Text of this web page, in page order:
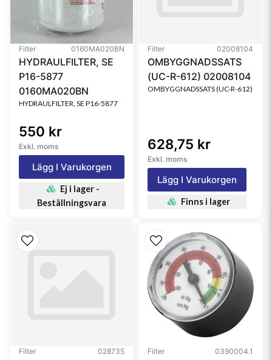
Filter 0160MA020BN
HYDRAULFILTER, SE
P16-5877
0160MA020BN
HYDRAULFILTER, SE P16-5877
550 kr
Exkl. moms
Lägg I Varukorgen
Ej i lager -
Beställningsvara
Filter 02008104
OMBYGGNADSSATS
(UC-R-612) 02008104
OMBYGGNADSSATS (UC-R-612)
628,75 kr
Exkl. moms
Lägg I Varukorgen
Finns i lager
Filter 028735 Filter 0390004.1